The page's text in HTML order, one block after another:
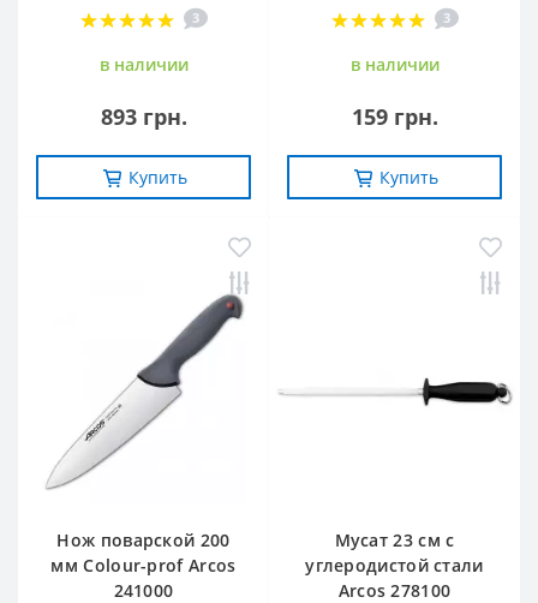
3
в наличии
893 грн.
Купить
3
в наличии
159 грн.
Купить
Нож поварской 200
мм Сolour-prof Arcos
241000
Мусат 23 см с
углеродистой стали
Arcos 278100